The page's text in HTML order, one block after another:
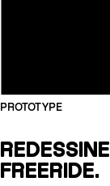
PROTOTYPE
FREERIDE.